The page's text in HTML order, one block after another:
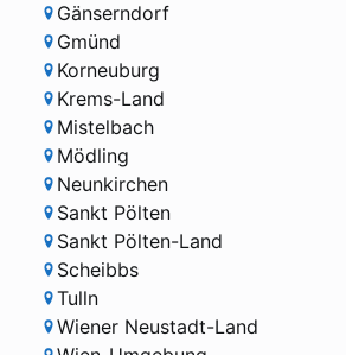
Gänserndorf
Gmünd
Korneuburg
Krems-Land
Mistelbach
Mödling
Neunkirchen
Sankt Pölten
Sankt Pölten-Land
Scheibbs
Tulln
Wiener Neustadt-Land